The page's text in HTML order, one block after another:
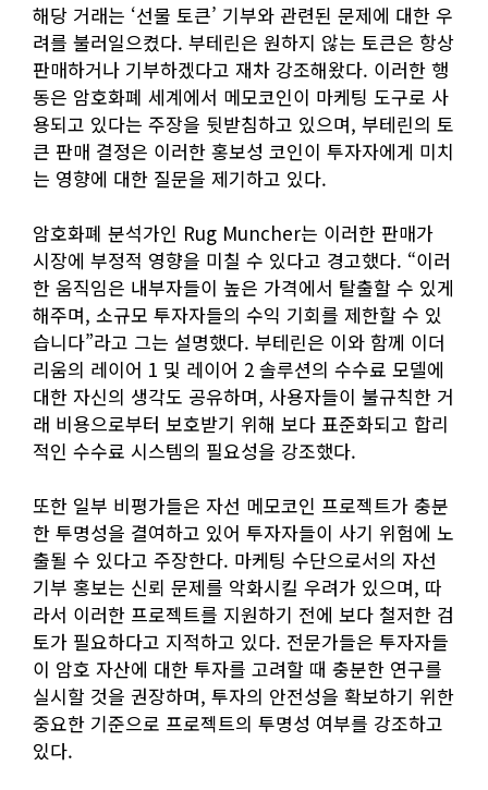
해당 거래는 ‘선물 토큰’ 기부와 관련된 문제에 대한 우
려를 불러일으켰다. 부테린은 원하지 않는 토큰은 항상
판매하거나 기부하겠다고 재차 강조해왔다. 이러한 행
동은 암호화폐 세계에서 메모코인이 마케팅 도구로 사
용되고 있다는 주장을 뒷받침하고 있으며, 부테린의 토
큰 판매 결정은 이러한 홍보성 코인이 투자자에게 미치
는 영향에 대한 질문을 제기하고 있다.
암호화폐 분석가인 Rug Muncher는 이러한 판매가
시장에 부정적 영향을 미칠 수 있다고 경고했다. “이러
한 움직임은 내부자들이 높은 가격에서 탈출할 수 있게
해주며, 소규모 투자자들의 수익 기회를 제한할 수 있
습니다”라고 그는 설명했다. 부테린은 이와 함께 이더
리움의 레이어 1 및 레이어 2 솔루션의 수수료 모델에
대한 자신의 생각도 공유하며, 사용자들이 불규칙한 거
래 비용으로부터 보호받기 위해 보다 표준화되고 합리
적인 수수료 시스템의 필요성을 강조했다.
또한 일부 비평가들은 자선 메모코인 프로젝트가 충분
한 투명성을 결여하고 있어 투자자들이 사기 위험에 노
출될 수 있다고 주장한다. 마케팅 수단으로서의 자선
기부 홍보는 신뢰 문제를 악화시킬 우려가 있으며, 따
라서 이러한 프로젝트를 지원하기 전에 보다 철저한 검
토가 필요하다고 지적하고 있다. 전문가들은 투자자들
이 암호 자산에 대한 투자를 고려할 때 충분한 연구를
실시할 것을 권장하며, 투자의 안전성을 확보하기 위한
중요한 기준으로 프로젝트의 투명성 여부를 강조하고
있다.